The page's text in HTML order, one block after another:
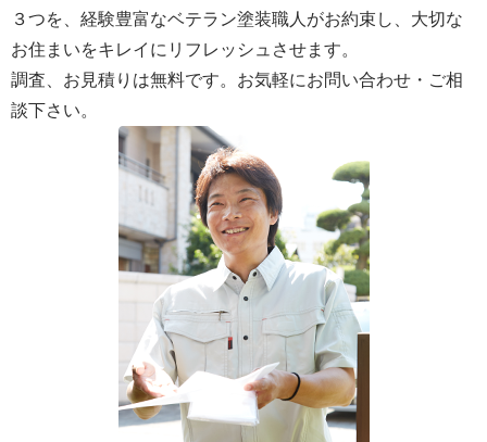
３つを、経験豊富なベテラン塗装職人がお約束し、大切な
お住まいをキレイにリフレッシュさせます。
調査、お見積りは無料です。お気軽にお問い合わせ・ご相
談下さい。